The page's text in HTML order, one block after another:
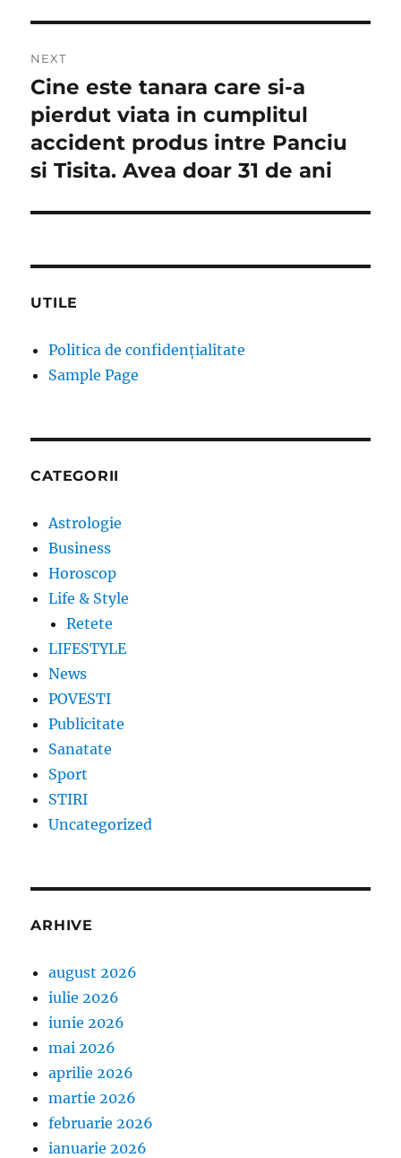
NEXT
Next
post:
Cine este tanara care si-a
pierdut viata in cumplitul
accident produs intre Panciu
si Tisita. Avea doar 31 de ani
UTILE
Politica de confidențialitate
Sample Page
CATEGORII
Astrologie
Business
Horoscop
Life & Style
Retete
LIFESTYLE
News
POVESTI
Publicitate
Sanatate
Sport
STIRI
Uncategorized
ARHIVE
august 2026
iulie 2026
iunie 2026
mai 2026
aprilie 2026
martie 2026
februarie 2026
ianuarie 2026